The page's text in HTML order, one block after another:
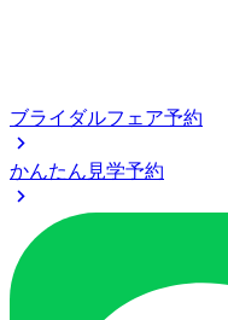
ブライダルフェア予約
かんたん見学予約